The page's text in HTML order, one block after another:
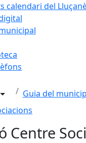
calendari del
Guia del
Centre